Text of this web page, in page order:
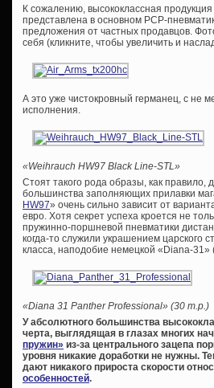
К сожалению, высококлассная
представлена в основном PCP-
предложения от частных продавцов.
себя (кликните, чтобы увеличить и
А это уже чистокровный германец, с не
исполнения.
«Weihrauch HW97 Black Line-STL»
Стоят такого рода образы, как правило,
большинства заполняющих прилавки
HW97» очень сильно зависит от
евро. Хотя секрет успеха кроется не
пружинно-поршневой пневматики
когда-то служили украшением царского
класса, наподобие немецкой «Diana-31»
«Diana 31 Panther Professional» (30 т.р.)
У абсолютного большинства
черта, выглядящая в глазах многих
пружин» из-за центрального зацепа
уровня никакие доработки не нужны.
дают никакого прироста скорости
особенностей.